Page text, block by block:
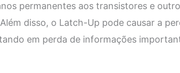
permanentes aos transistores e
disso, o Latch-Up pode causar a
em perda de informações